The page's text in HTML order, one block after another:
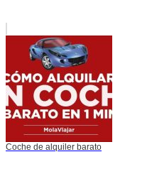
Coche de alquiler barato